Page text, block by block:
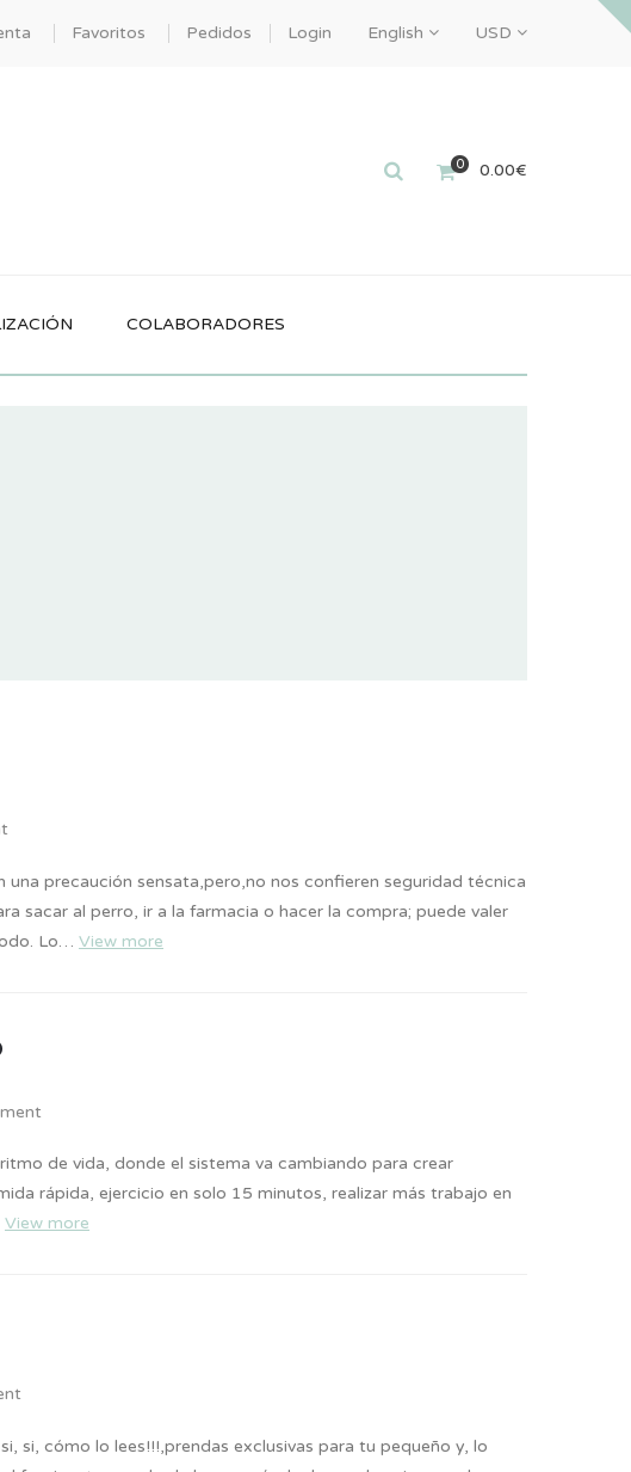
Favoritos Pedidos Login English USD
0 0.00€
COLABORADORES
precaución sensata,pero,no nos confieren seguridad técnica
sacar al perro, ir a la farmacia o hacer la compra; puede valer
Lo… View more
de vida, donde el sistema va cambiando para crear
rápida, ejercicio en solo 15 minutos, realizar más trabajo en
View more
si, cómo lo lees!!!,prendas exclusivas para tu pequeño y, lo